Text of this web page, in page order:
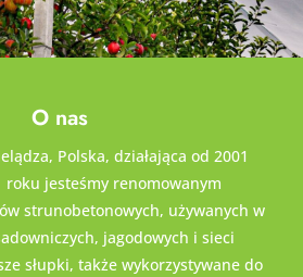
O nas
Polska, działająca od 2001
roku jesteśmy renomowanym
strunobetonowych, używanych w
jagodowych i sieci
słupki, także wykorzystywane do